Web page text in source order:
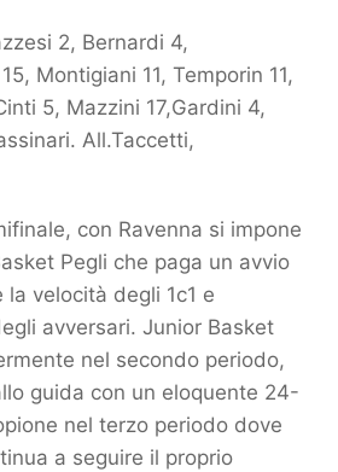
2, Bernardi 4,
Montigiani 11, Temporin 11,
5, Mazzini 17,Gardini 4,
All.Taccetti,
con Ravenna si impone
Pegli che paga un avvio
la velocità degli 1c1 e
avversari. Junior Basket
nel secondo periodo,
guida con un eloquente 24-
nel terzo periodo dove
a seguire il proprio